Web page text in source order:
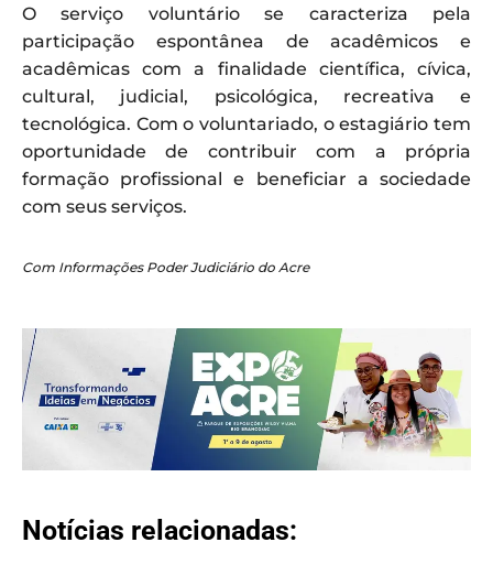
O serviço voluntário se caracteriza pela
participação espontânea de acadêmicos e
acadêmicas com a finalidade científica, cívica,
cultural, judicial, psicológica, recreativa e
tecnológica. Com o voluntariado, o estagiário tem
oportunidade de contribuir com a própria
formação profissional e beneficiar a sociedade
com seus serviços.
Com Informações Poder Judiciário do Acre
Notícias relacionadas: